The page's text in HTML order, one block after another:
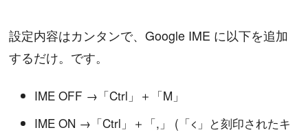
設定内容はカンタンで、Google IME に以下を追加
するだけ。です。
IME OFF →「Ctrl」＋「M」
IME ON →「Ctrl」＋「,」 (「<」と刻印されたキ